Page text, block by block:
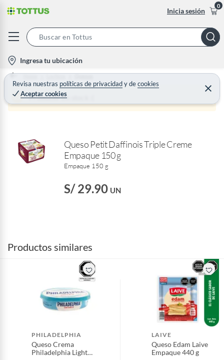
Inicia sesión
0
h
o
t
Ingresa tu ubicación
Revisa nuestras políticas de privacidadydecookies
Aceptar cookies
C
e
r
Home Lacteos Quesos
Producto sin stock :(
Queso Petit Daffinois Triple Creme
Empaque 150 g
Empaque 150 g
S/ 29.90 UN
Productos similares
PHILADELPHIA
Queso Crema
Philadelphia Light
LAIVE
Queso Edam Laive
Empaque 440 g